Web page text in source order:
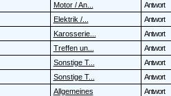
Motor / An... Antwort
Elektrik /... Antwort
Karosserie... Antwort
Treffen un... Antwort
Sonstige T... Antwort
Sonstige T... Antwort
Allgemeines Antwort